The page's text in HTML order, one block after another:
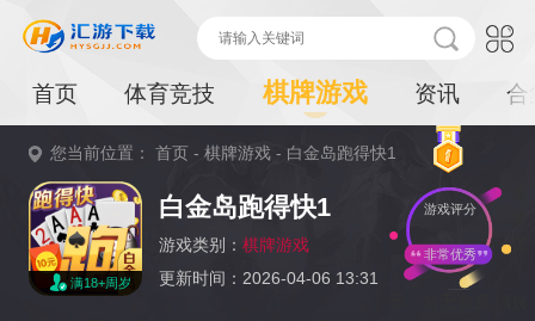
首页 体育竞技 棋牌游戏 资讯 合
您当前位置：首页 -棋牌游戏 - 白金岛跑得快1
满18+周岁
白金岛跑得快1
游戏类别： 棋牌游戏
更新时间：2026-04-06 13:31
游戏评分
非常优秀
提